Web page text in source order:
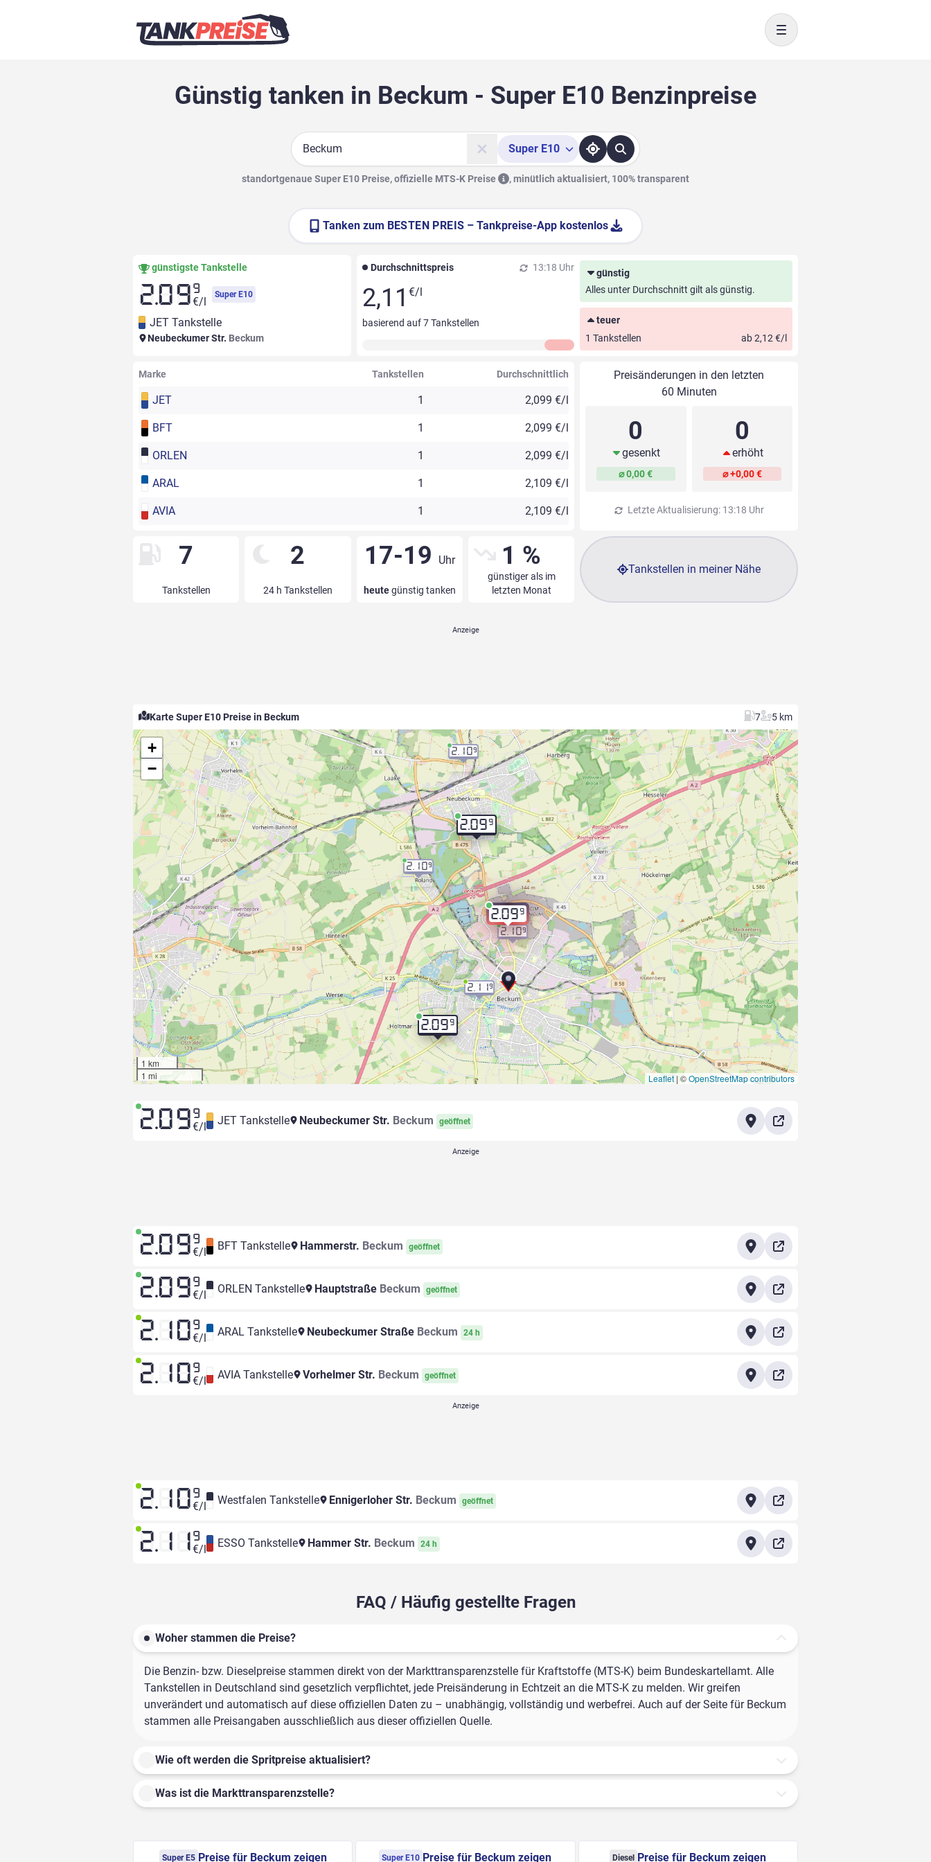
Toggle navigation
Günstig tanken in Beckum - Super E10 Benzinpreise
Suche
Super E10
standortgenaue Super E10 Preise, offizielle MTS-K Preise ,minütlich aktualisiert, 100% transparent
Tanken zum BESTEN PREIS – Tankpreise-App kostenlos
günstigste Tankstelle
2.09 9
€/l
Super E10
JET Tankstelle
Neubeckumer Str. Beckum
Durchschnittspreis 13:18 Uhr
2,11 €/l
basierend auf7Tankstellen
günstig
Alles unter Durchschnitt gilt als günstig.
teuer
1 Tankstellen
ab 2,12 €/l
Marke Tankstellen Durchschnittlich
JET 1 2,099 €/l
BFT 1 2,099 €/l
ORLEN 1 2,099 €/l
ARAL 1 2,109 €/l
AVIA 1 2,109 €/l
Preisänderungen in den letzten
60 Minuten
0
gesenkt
⌀ 0,00 €
0
erhöht
⌀ +0,00 €
Letzte Aktualisierung: 13:18 Uhr
7
Tankstellen
2
24 h Tankstellen
17-19 Uhr
heutegünstig tanken
1 %
günstiger als im
letzten Monat
Tankstellen in meiner Nähe
Karte Super E10 Preise in Beckum 7 5 km
2.099
2.099
2.099
2.109
2.109
2.119
2.109
+
−
1 km
1 mi
Leaflet | ©OpenStreetMap contributors
2.09 9
€/l JET Tankstelle Neubeckumer Str. Beckum geöffnet
2.09 9
€/l BFT Tankstelle Hammerstr. Beckum geöffnet
2.09 9
€/l ORLEN Tankstelle Hauptstraße Beckum geöffnet
2.10 9
€/l ARAL Tankstelle Neubeckumer Straße Beckum 24 h
2.10 9
€/l AVIA Tankstelle Vorhelmer Str. Beckum geöffnet
2.10 9
€/l Westfalen Tankstelle Ennigerloher Str. Beckum geöffnet
2.11 9
€/l ESSO Tankstelle Hammer Str. Beckum 24 h
FAQ / Häufig gestellte Fragen
Woher stammen die Preise?
Die Benzin- bzw. Dieselpreise stammen direkt von der Markttransparenzstelle für Kraftstoffe (MTS-K) beim Bundeskartellamt. Alle
Tankstellen in Deutschland sind gesetzlich verpflichtet, jede Preisänderung in Echtzeit an die MTS-K zu melden. Wir greifen
unverändert und automatisch auf diese offiziellen Daten zu – unabhängig, vollständig und werbefrei. Auch auf der Seite für Beckum
stammen alle Preisangaben ausschließlich aus dieser offiziellen Quelle.
Wie oft werden die Spritpreise aktualisiert?
Was ist die Markttransparenzstelle?
Super E5 Preise für Beckum zeigen Super E10 Preise für Beckum zeigen Diesel Preise für Beckum zeigen